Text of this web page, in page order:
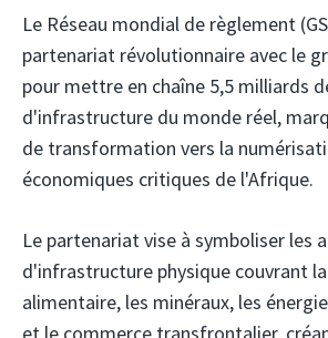
Le Réseau mondial de règlement
partenariat révolutionnaire avec le
pour mettre en chaîne 5,5 milliards
d'infrastructure du monde réel,
de transformation vers la
économiques critiques de l'Afrique.
Le partenariat vise à symboliser les
d'infrastructure physique couvrant
alimentaire, les minéraux, les